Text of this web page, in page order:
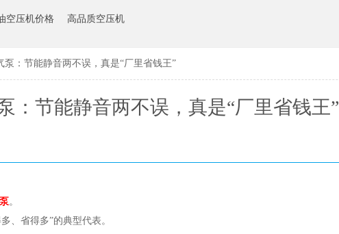
空压机价格 高品质空压机
泵：节能静音两不误，真是“厂里省钱王”
：节能静音两不误，真是“厂里省钱王”
。
、省得多”的典型代表。